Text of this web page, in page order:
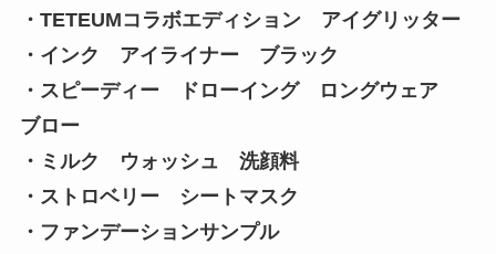
・TETEUMコラボエディション アイグリッター
・インク アイライナー ブラック
・スピーディー ドローイング ロングウェア
ブロー
・ミルク ウォッシュ 洗顔料
・ストロベリー シートマスク
・ファンデーションサンプル